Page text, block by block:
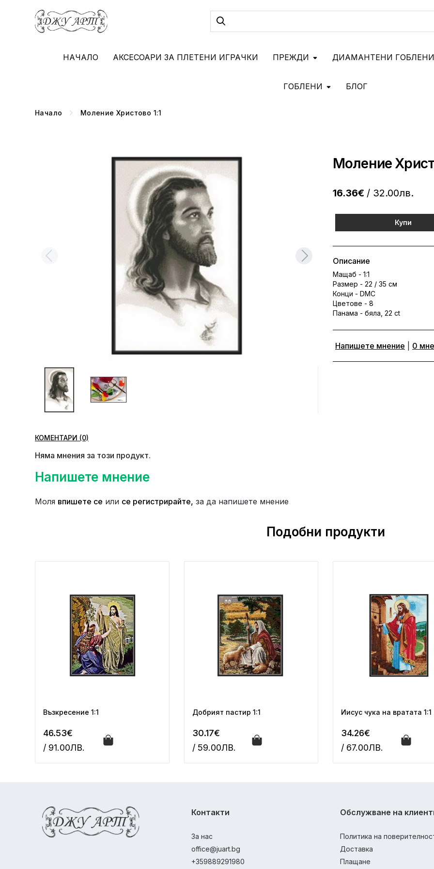
НАЧАЛО АКСЕСОАРИ ЗА ПЛЕТЕНИ ИГРАЧКИ
ГОБЛЕНИ
ПРЕЖДИ ДИАМАНТЕНИ ГОБЛЕНИ
БЛОГ
Начало Моление Христово 1:1
Моление
16.36€ / 32.00лв.
Купи
Описание
Мащаб - 1:1
Размер - 22 / 35 см
Конци - DMC
Цветове - 8
Панама - бяла, 22 ct
Напишете мнение 0
КОМЕНТАРИ (0)
Няма мнения за този продукт.
Напишете мнение
Моля впишете се или се регистрирайте, за да напишете мнение
Подобни продукти
Възкресение 1:1
46.53€
/ 91.00ЛВ.
Добрият пастир 1:1
30.17€
/ 59.00ЛВ.
Иисус чука на вратата 1:1
34.26€
/ 67.00ЛВ.
Контакти
За нас
office@juart.bg
+359889291980
Обслужване на
Политика на
Доставка
Плащане